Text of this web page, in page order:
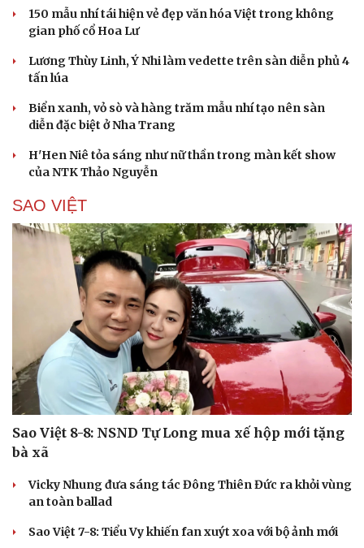
150 mẫu nhí tái hiện vẻ đẹp văn hóa Việt trong không
gian phố cổ Hoa Lư
Lương Thùy Linh, Ý Nhi làm vedette trên sàn diễn phủ 4
tấn lúa
Biển xanh, vỏ sò và hàng trăm mẫu nhí tạo nên sàn
diễn đặc biệt ở Nha Trang
H'Hen Niê tỏa sáng như nữ thần trong màn kết show
của NTK Thảo Nguyễn
SAO VIỆT
Sao Việt 8-8: NSND Tự Long mua xế hộp mới tặng
bà xã
Vicky Nhung đưa sáng tác Đông Thiên Đức ra khỏi vùng
an toàn ballad
Sao Việt 7-8: Tiểu Vy khiến fan xuýt xoa với bộ ảnh mới